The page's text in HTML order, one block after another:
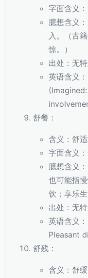
字面含义：
臆想含义
入。（古
惊。）
出处：无
英语含义
舒餐：
含义：舒
字面含义：
臆想含义
也可能指
饮；享乐生
出处：无
英语含义
Pleasant
舒残：
含义：舒